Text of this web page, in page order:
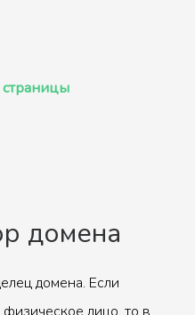
домена
домена. Если